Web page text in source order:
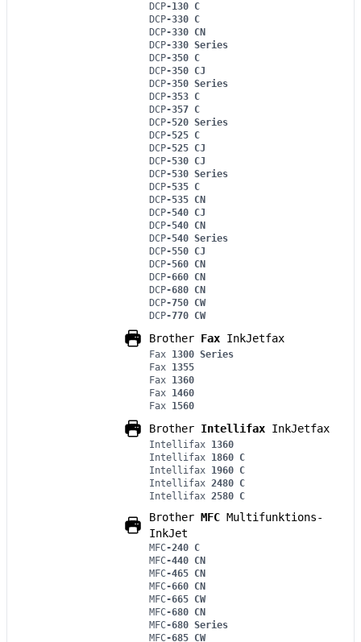
DCP-130 C
DCP-330 C
DCP-330 CN
DCP-330 Series
DCP-350 C
DCP-350 CJ
DCP-350 Series
DCP-353 C
DCP-357 C
DCP-520 Series
DCP-525 C
DCP-525 CJ
DCP-530 CJ
DCP-530 Series
DCP-535 C
DCP-535 CN
DCP-540 CJ
DCP-540 CN
DCP-540 Series
DCP-550 CJ
DCP-560 CN
DCP-660 CN
DCP-680 CN
DCP-750 CW
DCP-770 CW
Brother Fax InkJetfax
Fax 1300 Series
Fax 1355
Fax 1360
Fax 1460
Fax 1560
Brother Intellifax InkJetfax
Intellifax 1360
Intellifax 1860 C
Intellifax 1960 C
Intellifax 2480 C
Intellifax 2580 C
Brother MFC Multifunktions-
InkJet
MFC-240 C
MFC-440 CN
MFC-465 CN
MFC-660 CN
MFC-665 CW
MFC-680 CN
MFC-680 Series
MFC-685 CW